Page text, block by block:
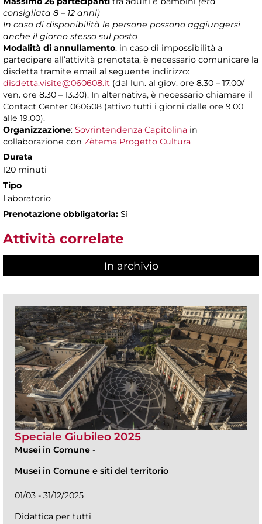
consigliata 8 – 12 anni)
In caso di disponibilità le persone possono aggiungersi
anche il giorno stesso sul posto
Modalità di annullamento: in caso di impossibilità a
partecipare all’attività prenotata, è necessario comunicare la
disdetta tramite email al seguente indirizzo:
disdetta.visite@060608.it (dal lun. al giov. ore 8.30 – 17.00/
ven. ore 8.30 – 13.30). In alternativa, è necessario chiamare il
Contact Center 060608 (attivo tutti i giorni dalle ore 9.00
alle 19.00).
Organizzazione: Sovrintendenza Capitolina in
collaborazione con Zètema Progetto Cultura
Durata
120 minuti
Tipo
Laboratorio
Prenotazione obbligatoria: Sì
Attività correlate
In archivio
Speciale Giubileo 2025
Musei in Comune -
Musei in Comune e siti del territorio
01/03 - 31/12/2025
Didattica per tutti